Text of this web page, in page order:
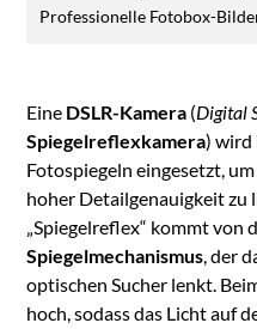
Professionelle Fotobox-
Eine DSLR-Kamera (Digital
Spiegelreflexkamera) wird
Fotospiegeln eingesetzt,
hoher Detailgenauigkeit zu
„Spiegelreflex“ kommt von
Spiegelmechanismus, der
optischen Sucher lenkt.
hoch, sodass das Licht auf